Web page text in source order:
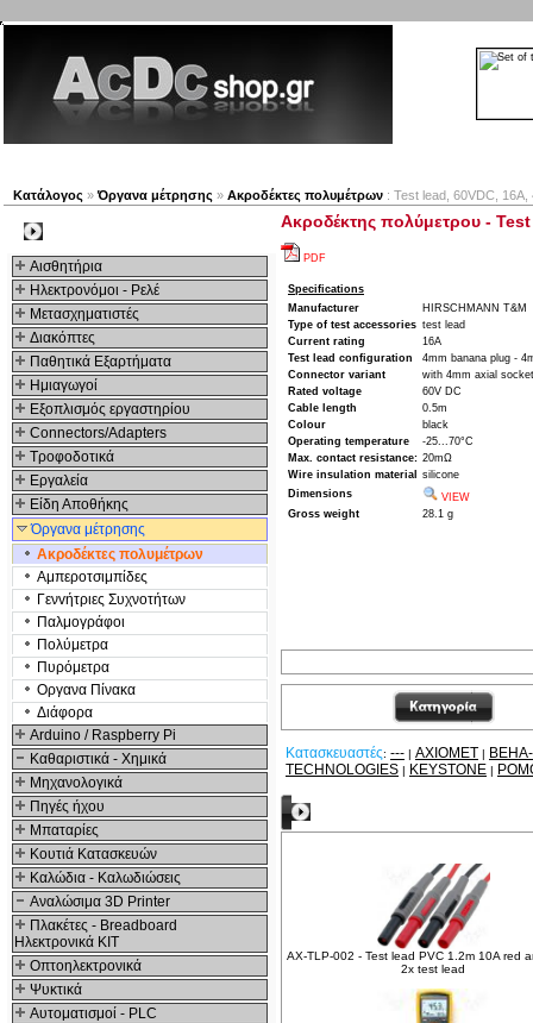
Κατάλογος »Όργανα μέτρησης » Ακροδέκτες πολυμέτρων : Test lead, 60VDC,
Αισθητήρια
Ηλεκτρονόμοι - Ρελέ
Μετασχηματιστές
Διακόπτες
Παθητικά Εξαρτήματα
Hμιαγωγοί
Εξοπλισμός εργαστηρίου
Connectors/Adapters
Τροφοδοτικά
Εργαλεία
Είδη Αποθήκης
Όργανα μέτρησης
Ακροδέκτες πολυμέτρων
Αμπεροτσιμπίδες
Γενvήτριες Συχνοτήτων
Παλμογράφοι
Πολύμετρα
Πυρόμετρα
Οργανα Πίνακα
Διάφορα
Arduino / Raspberry Pi
Καθαριστικά - Χημικά
Μηχανολογικά
Πηγές ήχου
Μπαταρίες
Κουτιά Κατασκευών
Καλώδια - Καλωδιώσεις
Αναλώσιμα 3D Printer
Πλακέτες - Breadboard
Ηλεκτρονικά ΚΙΤ
Οπτοηλεκτρονικά
Ψυκτικά
Αυτοματισμοί - PLC
Ακροδέκτης πολύμετρου -
PDF
Specifications
Manufacturer
HIRSCHMANN T&M
Type of test accessories test lead
Current rating
16A
Test lead configuration
4mm banana plug -
Connector variant
with 4mm axial socket
Rated voltage
60V DC
Cable length
0.5m
Colour
black
Operating temperature
-25...70°C
Max. contact resistance: 20mΩ
Wire insulation material
silicone
Dimensions
VIEW
Gross weight
28.1 g
Κατασκευαστές: --- | AXIOMET |
TECHNOLOGIES | KEYSTONE |
AX-TLP-002 - Test lead PVC 1.2m 10A red
2x test lead